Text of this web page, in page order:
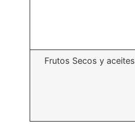
Frutos Secos y aceites